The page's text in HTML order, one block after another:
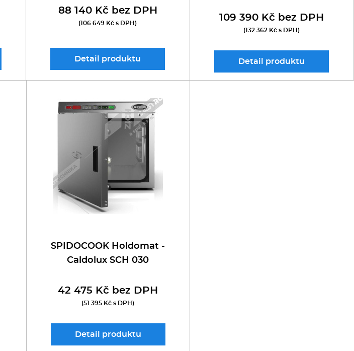
88 140 Kč bez DPH
(106 649 Kč s DPH)
Detail produktu
109 390 Kč bez DPH
(132 362 Kč s DPH)
Detail produktu
SPIDOCOOK Holdomat -
Caldolux SCH 030
42 475 Kč bez DPH
(51 395 Kč s DPH)
Detail produktu